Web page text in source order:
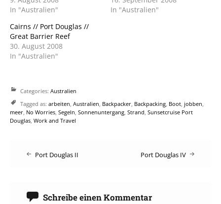
In "Australien"
In "Australien"
Cairns // Port Douglas //
Great Barrier Reef
30. August 2008
In "Australien"
Categories: Australien
Tagged as: arbeiten, Australien, Backpacker, Backpacking, Boot, jobben,
meer, No Worries, Segeln, Sonnenuntergang, Strand, Sunsetcruise Port
Douglas, Work and Travel
Post
Port Douglas II Port Douglas IV
Schreibe einen Kommentar